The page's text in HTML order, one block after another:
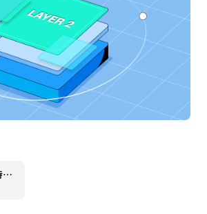
空投卷王的期待：Layer2之夏